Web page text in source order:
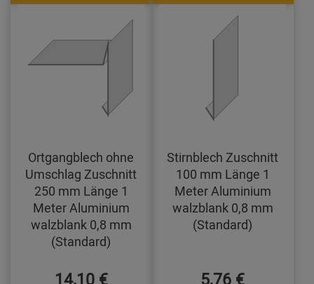
Ortgangblech ohne
Umschlag Zuschnitt
250 mm Länge 1
Meter Aluminium
walzblank 0,8 mm
(Standard)
14,10 €
Stirnblech Zuschnitt
100 mm Länge 1
Meter Aluminium
walzblank 0,8 mm
(Standard)
5,76 €